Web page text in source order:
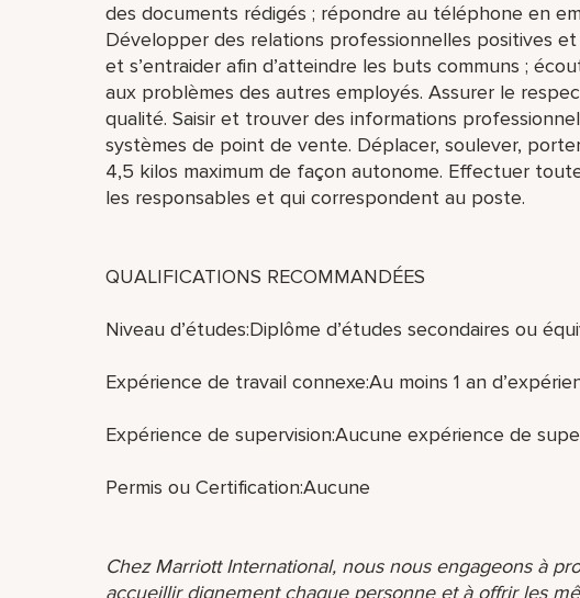
des documents rédigés ; répondre au téléphone en
Développer des relations professionnelles positives
et s’entraider afin d’atteindre les buts communs ;
aux problèmes des autres employés. Assurer le
qualité. Saisir et trouver des informations
systèmes de point de vente. Déplacer, soulever,
4,5 kilos maximum de façon autonome. Effectuer
les responsables et qui correspondent au poste.
QUALIFICATIONS RECOMMANDÉES
Niveau d’études:Diplôme d’études secondaires ou
Expérience de travail connexe:Au moins 1 an
Expérience de supervision:Aucune expérience de
Permis ou Certification:Aucune
Chez Marriott International, nous nous engageons à
accueillir dignement chaque personne et à offrir les